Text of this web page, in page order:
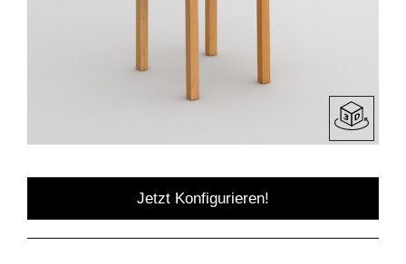
Jetzt Konfigurieren!